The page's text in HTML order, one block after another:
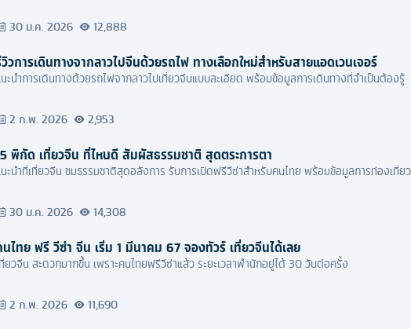
30 ม.ค. 2026 12,888
วการเดินทางจากลาวไปจีนด้วยรถไฟ ทางเลือกใหม่สำหรับสายแอดเวนเจอร์
ะนำการเดินทางด้วยรถไฟจากลาวไปเที่ยวจีนแบบละเอียด พร้อมข้อมูลการเดินทางที่จำเป็นต้องรู้
2 ก.พ. 2026 2,953
พิกัด เที่ยวจีน ที่ไหนดี สัมผัสธรรมชาติ สุดตระการตา
ะนำที่เที่ยวจีน ชมธรรมชาติสุดอลังการ รับการเปิดฟรีวีซ่าสำหรับคนไทย พร้อมข้อมูลการท่องเที่ย
30 ม.ค. 2026 14,308
ไทย ฟรี วีซ่า จีน เริ่ม 1 มีนาคม 67 จองทัวร์ เที่ยวจีนได้เลย
ยวจีน สะดวกมากขึ้น เพราะคนไทยฟรีวีซ่าแล้ว ระยะเวลาพำนักอยู่ได้ 30 วันต่อครั้ง
2 ก.พ. 2026 11,690